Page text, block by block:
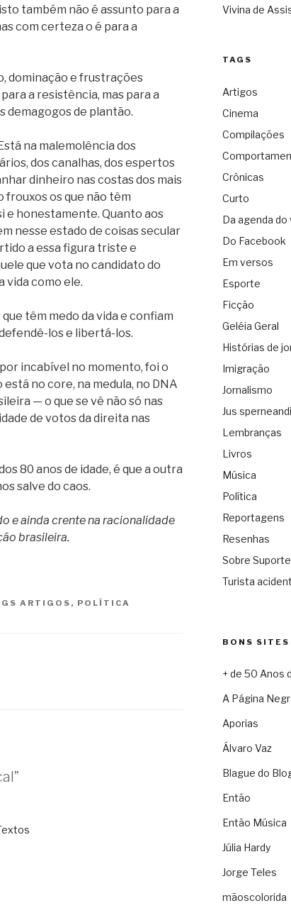
também não é assunto para a
com certeza o é para a
dominação e frustrações
a resistência, mas para a
demagogos de plantão.
na malemolência dos
dos canalhas, dos espertos
dinheiro nas costas dos mais
frouxos os que não têm
e honestamente. Quanto aos
nesse estado de coisas secular
a essa figura triste e
que vota no candidato do
vida como ele.
têm medo da vida e confiam
los e libertá-los.
incabível no momento, foi o
no core, na medula, no DNA
— o que se vê não só nas
de votos da direita nas
80 anos de idade, é que a outra
salve do caos.
e ainda crente na racionalidade
brasileira.
ARTIGOS , POLÍTICA
Vivina de
TAGS
Artigos
Cinema
Compilações
Crônicas
Curto
Da agenda do
Do Facebook
Em versos
Esporte
Ficção
Geléia Geral
Histórias de
Imigração
Jornalismo
Jus sperneandi
Lembranças
Livros
Música
Política
Reportagens
Resenhas
Sobre
Turista
BONS SITES
+ de 50 Anos
A Página
Aporias
Álvaro Vaz
Blague do
Então
Então Música
Júlia Hardy
Jorge Teles
mãoscolorida